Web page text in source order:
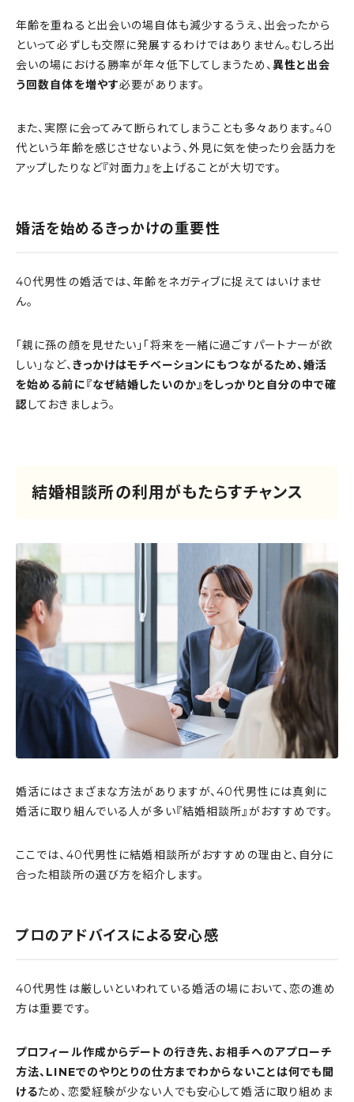
年齢を重ねると出会いの場自体も減少するうえ、出会ったから
といって必ずしも交際に発展するわけではありません。むしろ出
会いの場における勝率が年々低下してしまうため、異性と出会
う回数自体を増やす必要があります。
また、実際に会ってみて断られてしまうことも多々あります。40
代という年齢を感じさせないよう、外見に気を使ったり会話力を
アップしたりなど『対面力』を上げることが大切です。
婚活を始めるきっかけの重要性
40代男性の婚活では、年齢をネガティブに捉えてはいけませ
ん。
「親に孫の顔を見せたい」「将来を一緒に過ごすパートナーが欲
しい」など、きっかけはモチベーションにもつながるため、婚活
を始める前に『なぜ結婚したいのか』をしっかりと自分の中で確
認しておきましょう。
結婚相談所の利用がもたらすチャンス
婚活にはさまざまな方法がありますが、40代男性には真剣に
婚活に取り組んでいる人が多い『結婚相談所』がおすすめです。
ここでは、40代男性に結婚相談所がおすすめの理由と、自分に
合った相談所の選び方を紹介します。
プロのアドバイスによる安心感
40代男性は厳しいといわれている婚活の場において、恋の進め
方は重要です。
プロフィール作成からデートの行き先、お相手へのアプローチ
方法、LINEでのやりとりの仕方までわからないことは何でも聞
けるため、恋愛経験が少ない人でも安心して婚活に取り組めま